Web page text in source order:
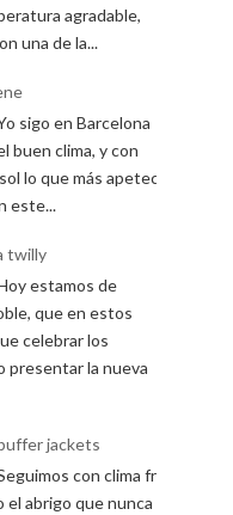
agradable,
una de la...
sigo en Barcelona
buen clima, y con
lo que más apetece
este...
twilly
estamos de
que en estos
celebrar los
presentar la nueva
jackets
con clima frío
abrigo que nunca ha